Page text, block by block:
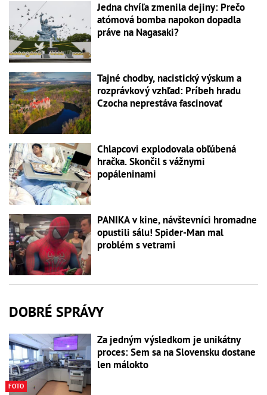
Jedna chvíľa zmenila dejiny: Prečo
atómová bomba napokon dopadla
práve na Nagasaki?
Tajné chodby, nacistický výskum a
rozprávkový vzhľad: Príbeh hradu
Czocha neprestáva fascinovať
Chlapcovi explodovala obľúbená
hračka. Skončil s vážnymi
popáleninami
PANIKA v kine, návštevníci hromadne
opustili sálu! Spider-Man mal
problém s vetrami
DOBRÉ SPRÁVY
FOTO
Za jedným výsledkom je unikátny
proces: Sem sa na Slovensku dostane
len málokto